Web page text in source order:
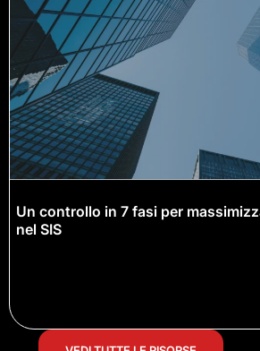
Un controllo in 7 fasi per
nel SIS